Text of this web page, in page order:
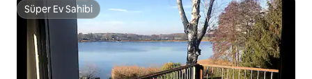
Süper Ev Sahibi
Süper Ev Sahibi